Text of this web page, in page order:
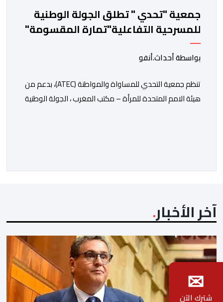
جمعية "تحدي " تطلق الجولة الوطنية
للمسرحية التفاعلية"تمارة المقسومة"
انطلاقا من المخيم الوطني ببوزنيقة
بواسطة أحداث.أنفو
تنظم جمعية التحدي للمساواة والمواطنة (ATEC)، بدعم من
هيئة الامم المتحدة للمرأة – مكتب المغرب ، الجولة الوطنية
نشر ثقافة تقاسم المسؤوليات داخل الأسرة. […]
آخر الأخبار
✉
شترك الآن